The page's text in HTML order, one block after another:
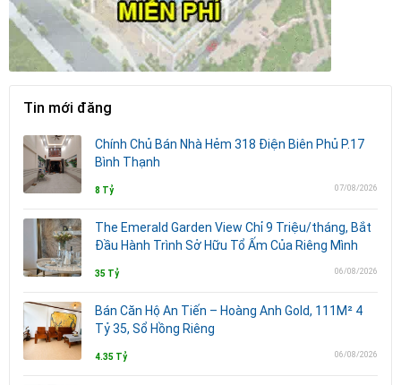
Tin mới đăng
Chính Chủ Bán Nhà Hẻm 318 Điện Biên Phủ P.17
Bình Thạnh
8 Tỷ 07/08/2026
The Emerald Garden View Chỉ 9 Triệu/tháng, Bắt
Đầu Hành Trình Sở Hữu Tổ Ấm Của Riêng Mình
35 Tỷ 06/08/2026
Bán Căn Hộ An Tiến – Hoàng Anh Gold, 111M² 4
Tỷ 35, Sổ Hồng Riêng
4.35 Tỷ 06/08/2026